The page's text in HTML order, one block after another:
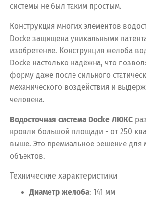
системы не был таким простым.
Конструкция многих элементов
Docke защищена уникальными
изобретение. Конструкция желоба
Docke настолько надёжна, что
форму даже после сильного
механического воздействия и
человека.
Водосточная система Docke ЛЮКС
кровли большой площади - от250
выше. Это премиальное решениедля
объектов.
Технические характеристики
Диаметржелоба: 141 мм